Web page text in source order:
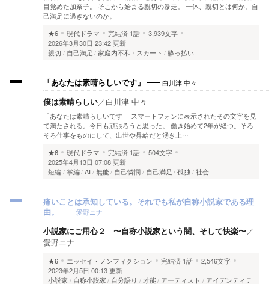
目覚めた加奈子。 そこから始まる親切の暴走。 一体、親切とは何か。自
己満足に過ぎないのか。
★6
現代ドラマ 完結済 1話
3,939文字
2026年3月30日 23:42 更新
親切
自己満足 家庭内不和 スカート 酔っ払い
「あなたは素晴らしいです」 白川津 中々
僕は素晴らしい／白川津 中々
「あなたは素晴らしいです」 スマートフォンに表示されたその文字を見
て満たされる。今日も頑張ろうと思った。 働き始めて2年が経つ。そろ
そろ仕事をものにして、出世や昇給だと湧き上…
★6
現代ドラマ 完結済 1話
504文字
2025年4月13日 07:08 更新
短編 掌編 AI 無能 自己憐憫 自己満足 孤独 社会
痛いことは承知している。それでも私が自称小説家である理
由。
愛野ニナ
小説家にご用心２ 〜自称小説家という闇、そして快楽〜／
愛野ニナ
★6 エッセイ・ノンフィクション 完結済 1話
2,546文字
2023年2月5日 00:13 更新
小説家
自称小説家 自分語り 才能 アーティスト
アイデンティテ